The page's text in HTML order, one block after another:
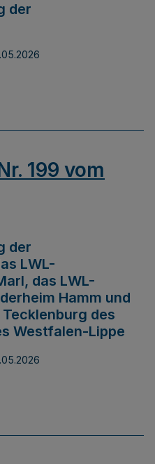
der
199 vom
der
LWL-
das LWL-
Hamm und
des
Westfalen-Lippe